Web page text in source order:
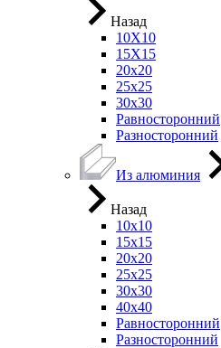
Назад
10Х10
15Х15
20х20
25х25
30х30
Равносторонний
Разносторонний
Из алюминия
Назад
10х10
15х15
20х20
25х25
30х30
40х40
Равносторонний
Разносторонний